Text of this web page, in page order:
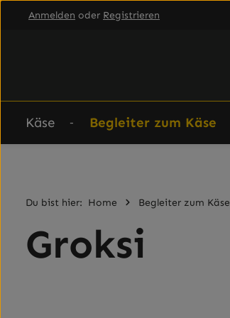
Hauptinhalt springen
Zur Hauptnavigation springen
Anmelden oder Registrieren
Käse Begleiter zum Käse
Du bist hier: Home Begleiter zum Käse
Groksi